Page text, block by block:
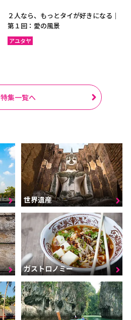
２人なら、もっとタイが好きになる｜
第１回：愛の風景
アユタヤ
特集一覧へ
世界遺産
ガストロノミー